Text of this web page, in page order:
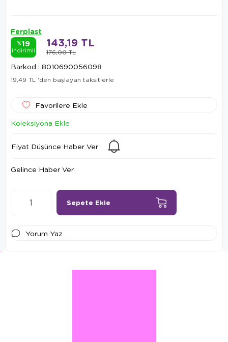
Ferplast
%19
indirimli 176,00 TL
143,19 TL
Barkod : 8010690056098
19,49 TL 'den başlayan taksitlerle
Favorilere Ekle
Koleksiyona Ekle
Fiyat Düşünce Haber Ver
Gelince Haber Ver
Yorum Yaz